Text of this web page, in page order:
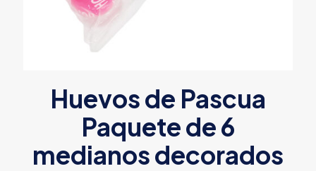
Huevos de Pascua
Paquete de 6
medianos decorados